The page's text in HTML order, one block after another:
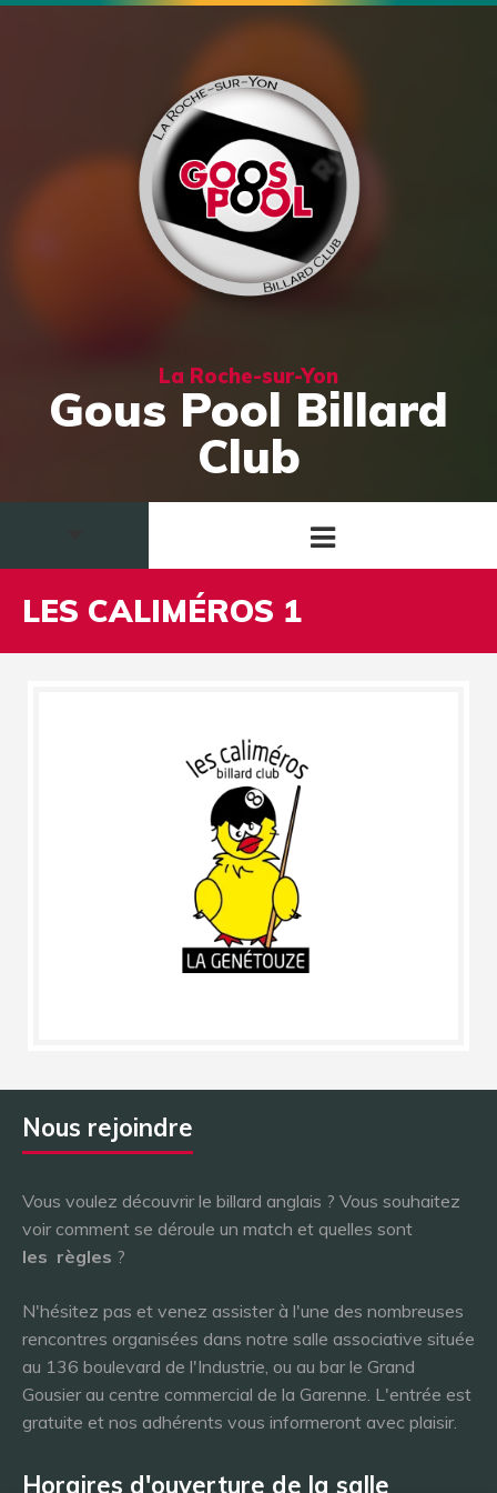
La Roche-sur-Yon
Gous Pool Billard
Club
LES CALIMÉROS 1
Nous rejoindre
Vous voulez découvrir le billard anglais ? Vous souhaitez
voir comment se déroule un match et quelles sont
les règles ?
N'hésitez pas et venez assister à l'une des nombreuses
rencontres organisées dans notre salle associative située
au 136 boulevard de l'Industrie, ou au bar le Grand
Gousier au centre commercial de la Garenne. L'entrée est
gratuite et nos adhérents vous informeront avec plaisir.
Horaires d'ouverture de la salle